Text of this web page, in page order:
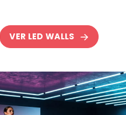
VER LED WALLS